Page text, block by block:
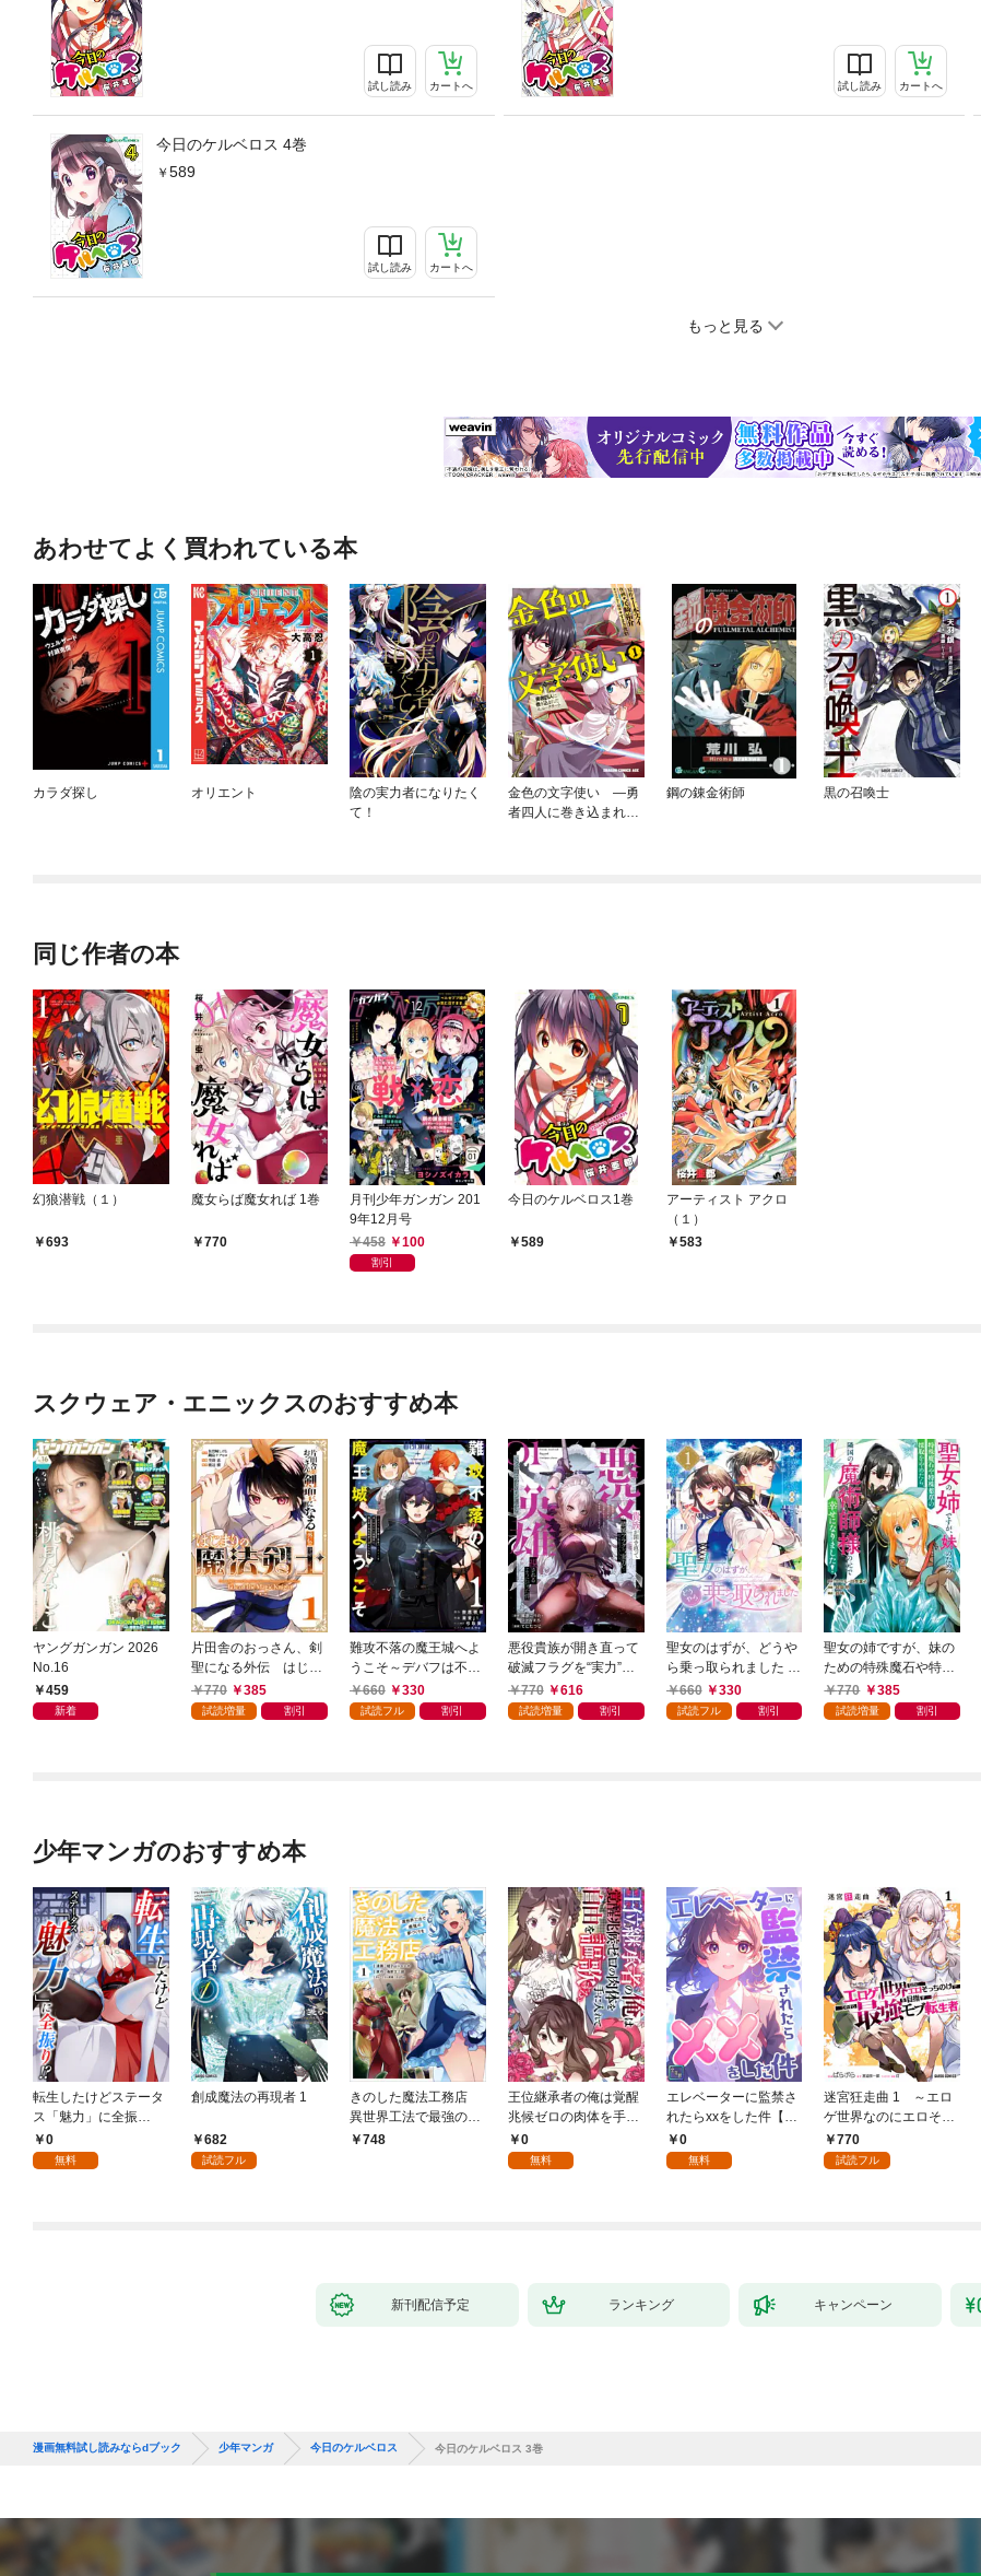
試し読み カートへ 試し読み カートへ
今日のケルベロス 4巻
589
試し読み カートへ
もっと見る
あわせてよく買われている本
カラダ探し オリエント
陰の実力者になりたく
て！
金色の文字使い —勇
者四人に巻き込まれた
鋼の錬金術師 黒の召喚士
同じ作者の本
幻狼潜戦（１）
693
魔女らば魔女れば 1巻
770
月刊少年ガンガン 201
9年12月号
458
100
割引
今日のケルベロス1巻
589
アーティスト アクロ
（１）
583
スクウェア・エニックスのおすすめ本
ヤングガンガン 2026
No.16
459
新着
片田舎のおっさん、剣
聖になる外伝 はじま
りの魔法剣士 1巻
770 385
試読増量 割引
難攻不落の魔王城へよ
うこそ～デバフは不要
と勇者パーティーを追
い出された黒魔導士、
660 330
試読フル 割引
悪役貴族が開き直って
破滅フラグを“実力”で
叩き折っていたら、い
つの間にかヒロイン達
770 616
試読増量 割引
聖女のはずが、どうや
ら乗っ取られました 1
巻660 330
試読フル 割引
聖女の姉ですが、妹の
ための特殊魔石や特殊
薬草の採取をやめた
ら、隣国の魔術師様の
770 385
試読増量 割引
少年マンガのおすすめ本
転生したけどステータ
ス「魅力」に全振
り！？(1)
0
無料
創成魔法の再現者 1
682
試読フル
きのした魔法工務店
異世界工法で最強の家
づくりを（コミック）
748
王位継承者の俺は覚醒
兆候ゼロの肉体を手に
入れて自由を謳歌す
る。1
0
無料
エレベーターに監禁さ
れたらxxをした件【全
年齢版】(1)
0
無料
迷宮狂走曲 1 ～エロ
ゲ世界なのにエロそっ
ちのけでひたすら最強
を目指すモブ転生者～
770
試読フル
新刊配信予定 ランキング キャンペーン
漫画無料試し読みならdブック 少年マンガ 今日のケルベロス 今日のケルベロス 3巻